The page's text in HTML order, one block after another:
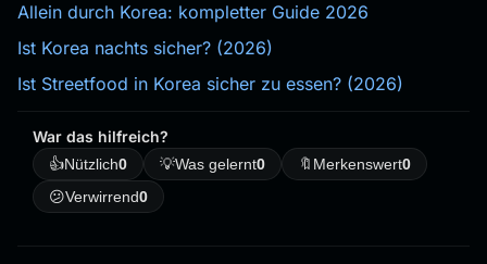
Allein durch Korea: kompletter Guide 2026
Ist Korea nachts sicher? (2026)
Ist Streetfood in Korea sicher zu essen? (2026)
War das hilfreich?
👍Nützlich0 💡Was gelernt0 🔖 Merkenswert0
😕Verwirrend0